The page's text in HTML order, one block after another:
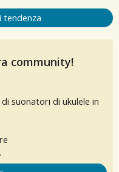
community!
suonatori di ukulele in